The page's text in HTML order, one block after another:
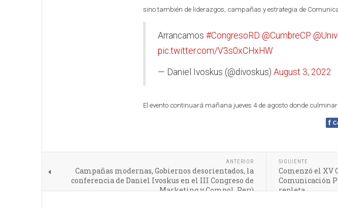
sino también de liderazgos, campañas y estrategia de
Arrancamos #CongresoRD @CumbreCP
pic.twitter.com/V3s0xCHxHW
— Daniel Ivoskus (@divoskus) August 3, 2022
El evento continuará mañana jueves 4 de agosto donde
f
ANTERIOR
Campañas modernas, Gobiernos desorientados, la
conferencia de Daniel Ivoskus en el III Congreso de
Marketing y Compol, Perú
SIGUIENTE
Comenzó el XV
Comunicación
repleta